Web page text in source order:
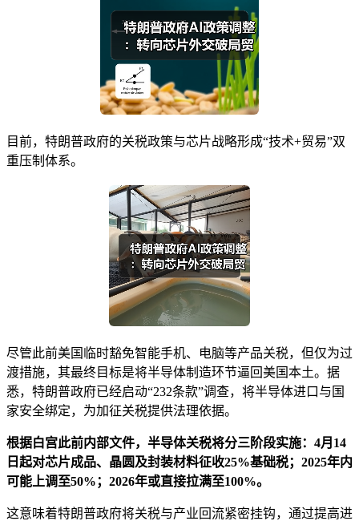
目前，特朗普政府的关税政策与芯片战略形成“技术+贸易”双
重压制体系。
尽管此前美国临时豁免智能手机、电脑等产品关税，但仅为过
渡措施，其最终目标是将半导体制造环节逼回美国本土。据
悉，特朗普政府已经启动“232条款”调查，将半导体进口与国
家安全绑定，为加征关税提供法理依据。
根据白宫此前内部文件，半导体关税将分三阶段实施：4月14
日起对芯片成品、晶圆及封装材料征收25%基础税；2025年内
可能上调至50%；2026年或直接拉满至100%。
这意味着特朗普政府将关税与产业回流紧密挂钩，通过提高进